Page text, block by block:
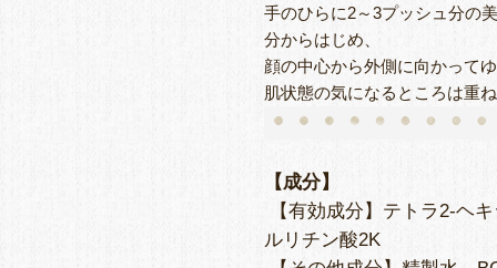
手のひらに2～3プッシュ分の
分からはじめ、
顔の中心から外側に向かって
肌状態の気になるところは重
【成分】
【有効成分】テトラ2-ヘ
ルリチン酸2K